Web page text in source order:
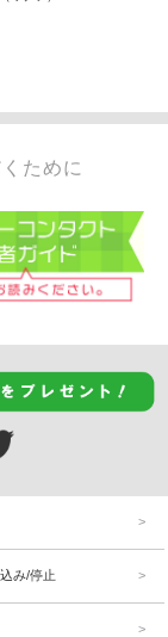
ために
み/停止